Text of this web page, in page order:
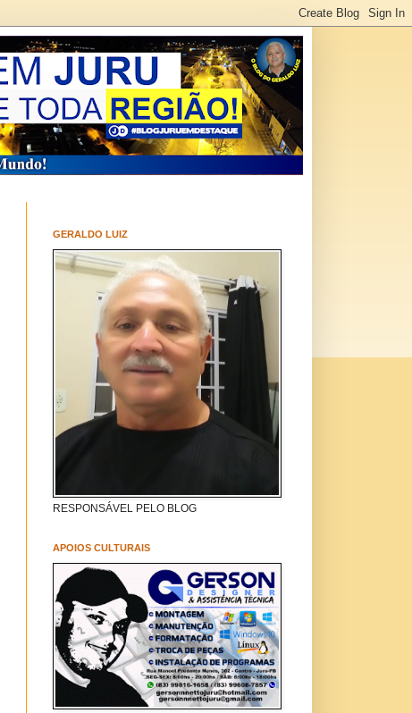
GERALDO LUIZ
RESPONSÁVEL PELO BLOG
APOIOS CULTURAIS